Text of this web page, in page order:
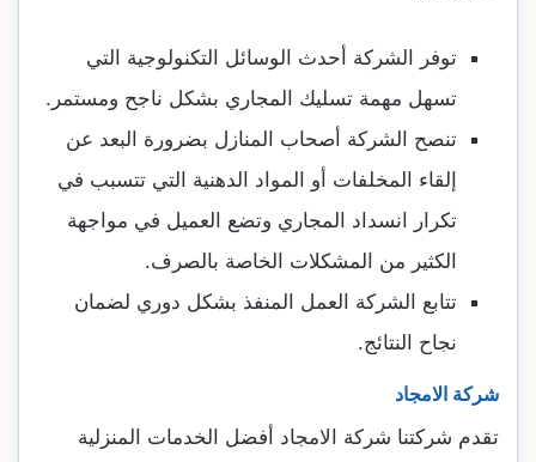
توفر الشركة أحدث الوسائل التكنولوجية التي
تسهل مهمة تسليك المجاري بشكل ناجح ومستمر.
تنصح الشركة أصحاب المنازل بضرورة البعد عن
إلقاء المخلفات أو المواد الدهنية التي تتسبب في
تكرار انسداد المجاري وتضع العميل في مواجهة
الكثير من المشكلات الخاصة بالصرف.
تتابع الشركة العمل المنفذ بشكل دوري لضمان
نجاح النتائج.
شركة الامجاد
تقدم شركتنا شركة الامجاد أفضل الخدمات المنزلية